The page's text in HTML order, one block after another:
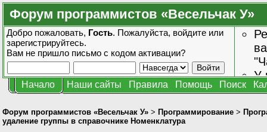
Форум программистов «Весельчак У»
Добро пожаловать, Гость. Пожалуйста, войдите или
зарегистрируйтесь.
Вам не пришло письмо с кодом активации?
У
Начало Наши сайты Правила Помощь Поиск
Форум программистов «Весельчак У» > Программирование >
удаление группы в справочнике Номенклатура